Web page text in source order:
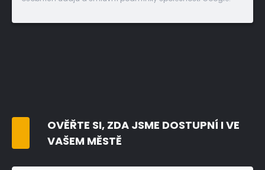
OVĚŘTE SI, ZDA JSME DOSTUPNÍ I VE
VAŠEM MĚSTĚ